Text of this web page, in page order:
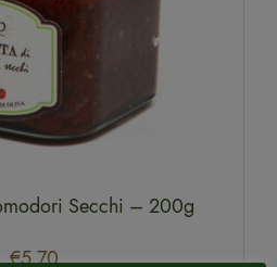
Secchi – 200g
€5.70